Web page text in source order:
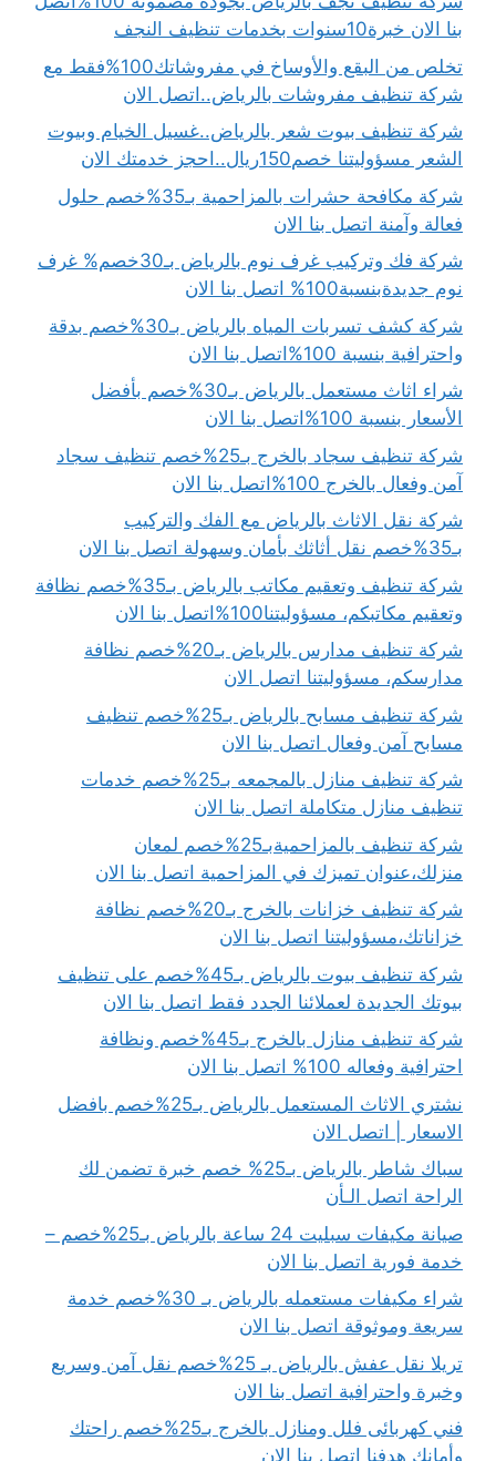
بنا الان خبرة10سنوات بخدمات تنظيف النجف
تخلص من البقع والأوساخ في مفروشاتك100%فقط مع
شركة تنظيف مفروشات بالرياض..اتصل الان
شركة تنظيف بيوت شعر بالرياض..غسيل الخيام وبيوت
الشعر مسؤوليتنا خصم150ريال..احجز خدمتك الان
شركة مكافحة حشرات بالمزاحمية بـ35%خصم حلول
فعالة وآمنة اتصل بنا الان
شركة فك وتركيب غرف نوم بالرياض بـ30خصم% غرف
نوم جديدةبنسبة100% اتصل بنا الان
شركة كشف تسربات المياه بالرياض بـ30%خصم بدقة
واحترافية بنسبة 100%اتصل بنا الان
شراء اثاث مستعمل بالرياض بـ30%خصم بأفضل
الأسعار بنسبة 100%اتصل بنا الان
شركة تنظيف سجاد بالخرج بـ25%خصم تنظيف سجاد
آمن وفعال بالخرج 100%اتصل بنا الان
شركة نقل الاثاث بالرياض مع الفك والتركيب
بـ35%خصم نقل أثاثك بأمان وسهولة اتصل بنا الان
شركة تنظيف وتعقيم مكاتب بالرياض بـ35%خصم نظافة
وتعقيم مكاتبكم، مسؤوليتنا100%اتصل بنا الان
شركة تنظيف مدارس بالرياض بـ20%خصم نظافة
مدارسكم، مسؤوليتنا اتصل الان
شركة تنظيف مسابح بالرياض بـ25%خصم تنظيف
مسابح آمن وفعال اتصل بنا الان
شركة تنظيف منازل بالمجمعه بـ25%خصم خدمات
تنظيف منازل متكاملة اتصل بنا الان
شركة تنظيف بالمزاحميةبـ25%خصم لمعان
منزلك،عنوان تميزك في المزاحمية اتصل بنا الان
شركة تنظيف خزانات بالخرج بـ20%خصم نظافة
خزاناتك،مسؤوليتنا اتصل بنا الان
شركة تنظيف بيوت بالرياض بـ45%خصم على تنظيف
بيوتك الجديدة لعملائنا الجدد فقط اتصل بنا الان
شركة تنظيف منازل بالخرج بـ45%خصم ونظافة
احترافية وفعاله 100% اتصل بنا الان
نشتري الاثاث المستعمل بالرياض بـ25%خصم بافضل
الاسعار | اتصل الان
سباك شاطر بالرياض بـ25% خصم خبرة تضمن لك
الراحة اتصل الـأن
صيانة مكيفات سبليت 24 ساعة بالرياض بـ25%خصم –
خدمة فورية اتصل بنا الان
شراء مكيفات مستعمله بالرياض بـ 30%خصم خدمة
سريعة وموثوقة اتصل بنا الان
تريلا نقل عفش بالرياض بـ 25%خصم نقل آمن وسريع
وخبرة واحترافية اتصل بنا الان
فني كهربائى فلل ومنازل بالخرج بـ25%خصم راحتك
وأمانك هدفنا اتصل بنا الان